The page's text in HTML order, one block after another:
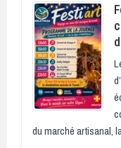
du marché artisanal,